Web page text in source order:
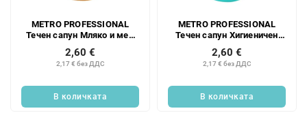
METRO PROFESSIONAL
Течен сапун Мляко и мед
500 мл
2,17 € без ДДС
2,60 €
В количката
METRO PROFESSIONAL
Течен сапун Хигиеничен
500 мл
2,17 € без ДДС
2,60 €
В количката